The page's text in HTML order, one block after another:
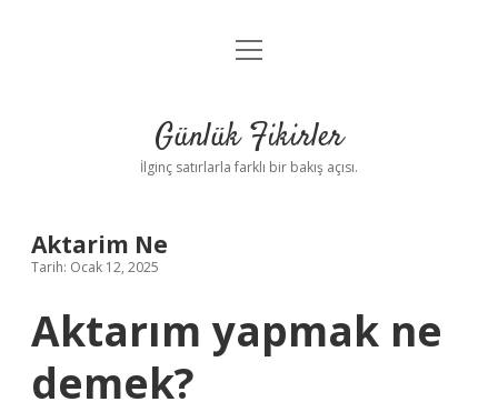
Anasayfa
Yasal Uyarı
menüyü
Günlük Fikirler
İlginç satırlarla farklı bir bakış açısı.
Aktarim Ne
Tarih: Ocak 12, 2025
Aktarım yapmak ne
demek?